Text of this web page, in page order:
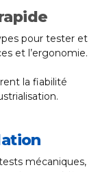
pour tester et
et l’ergonomie.
la fiabilité
mécaniques,